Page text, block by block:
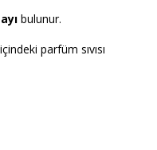
bulunur.
parfüm sıvısı